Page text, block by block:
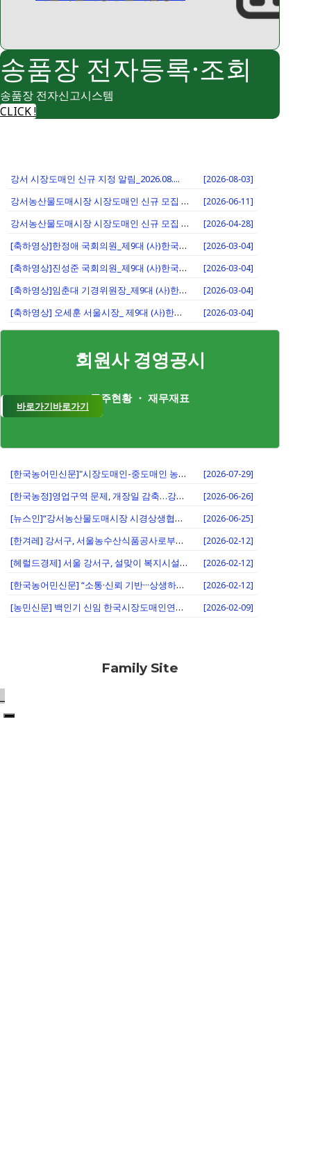
송품장 전자등록·조회
송품장 전자신고시스템
CLICK !
강서 시장도매인 신규 지정 알림_2026.08.... [2026-08-03]
강서농산물도매시장 시장도매인 신규 모집 재공고 ... [2026-06-11]
강서농산물도매시장 시장도매인 신규 모집 공고 [2026-04-28]
[축하영상]한정애 국회의원_제9대 (사)한국시장... [2026-03-04]
[축하영상]진성준 국회의원_제9대 (사)한국시장... [2026-03-04]
[축하영상]임춘대 기경위원장_제9대 (사)한국시... [2026-03-04]
[축하영상] 오세훈 서울시장_ 제9대 (사)한국... [2026-03-04]
회원사 경영공시
주주현황 ・ 재무재표
바로가기바로가기
[한국농어민신문]"시장도매인-중도매인 농산물 거... [2026-07-29]
[한국농정]영업구역 문제, 개장일 감축…강서시장... [2026-06-26]
[뉴스인]“강서농산물도매시장 시경상생협의회”, ... [2026-06-25]
[한겨레] 강서구, 서울농수산식품공사로부터 설맞... [2026-02-12]
[헤럴드경제] 서울 강서구, 설맞이 복지시설에 ... [2026-02-12]
[한국농어민신문] “소통·신뢰 기반···상생하는... [2026-02-12]
[농민신문] 백인기 신임 한국시장도매인연합회장 ... [2026-02-09]
Family Site